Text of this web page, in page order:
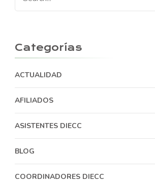
for:
Categorías
ACTUALIDAD
AFILIADOS
ASISTENTES DIECC
BLOG
COORDINADORES DIECC